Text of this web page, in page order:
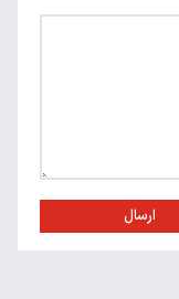
ارسال